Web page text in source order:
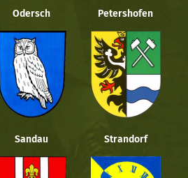
Odersch Petershofen
Sandau Strandorf